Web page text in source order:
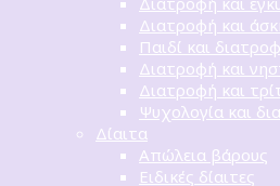
Διατροφή και
Παιδί και
Διατροφή και
Διατροφή και
Ψυχολογία και
Δίαιτα
Απώλεια βάρους
Ειδικές δίαιτες